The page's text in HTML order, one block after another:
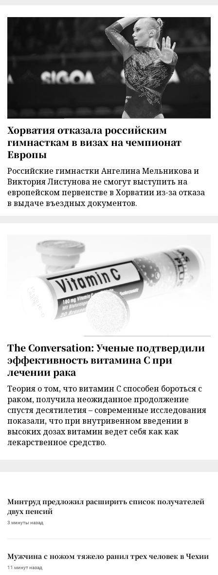
Хорватия отказала российским
гимнасткам в визах на чемпионат
Европы
Российские гимнастки Ангелина Мельникова и
Виктория Листунова не смогут выступить на
европейском первенстве в Хорватии из-за отказа
в выдаче въездных документов.
The Conversation: Ученые подтвердили
эффективность витамина C при
лечении рака
Теория о том, что витамин C способен бороться с
раком, получила неожиданное продолжение
спустя десятилетия – современные исследования
показали, что при внутривенном введении в
высоких дозах витамин ведет себя как как
лекарственное средство.
Минтруд предложил расширить список получателей
двух пенсий
3 минуты назад
Мужчина с ножом тяжело ранил трех человек в Чехии
11 минут назад